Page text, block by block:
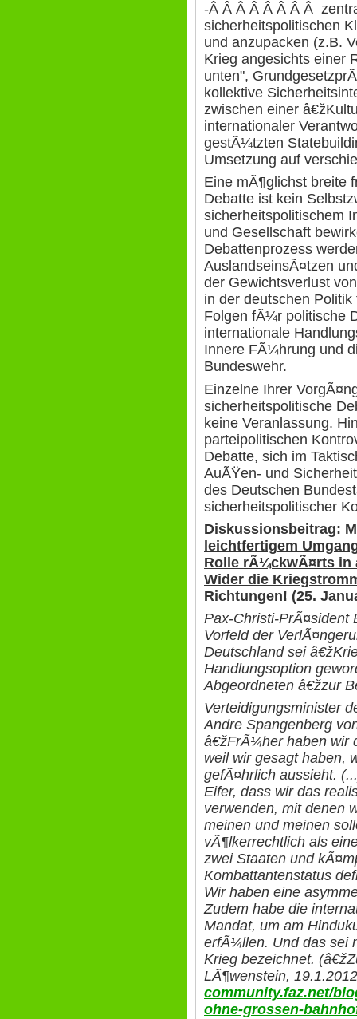
-Â Â Â Â Â Â Â Â
sicherheitspolitischen
und anzupacken (z.B.
Krieg angesichts einer
unten",
kollektive
zwischen einer
internationaler
gestÃ¼tzten
Umsetzung auf
Eine mÃ¶glichst breite
Debatte ist kein
sicherheitspolitischem
und Gesellschaft
Debattenprozess
AuslandseinsÃ¤tzen
der Gewichtsverlust
in der deutschen
Folgen fÃ¼r politische
internationale
Innere FÃ¼hrung und
Bundeswehr.
Einzelne Ihrer
sicherheitspolitische
keine Veranlassung.
parteipolitischen
Debatte, sich im
AuÃŸen- und
des Deutschen
sicherheitspolitischer
Diskussionsbeitrag:
leichtfertigem
Rolle rÃ¼ckwÃ¤rts in
Wider die
Richtungen! (25.
Pax-Christi-PrÃ¤sident
Vorfeld der
Deutschland sei
Handlungsoption
Abgeordneten â€žzur
Verteidigungsminister
Andre Spangenberg
â€žFrÃ¼her haben wir
weil wir gesagt haben,
gefÃ¤hrlich aussieht.
Eifer, dass wir das
verwenden, mit denen
meinen und meinen
vÃ¶lkerrechtlich als
zwei Staaten und
Kombattantenstatus
Wir haben eine
Zudem habe die
Mandat, um am
erfÃ¼llen. Und das sei
Krieg bezeichnet.
LÃ¶wenstein,
community.faz.net/
ohne-grossen-